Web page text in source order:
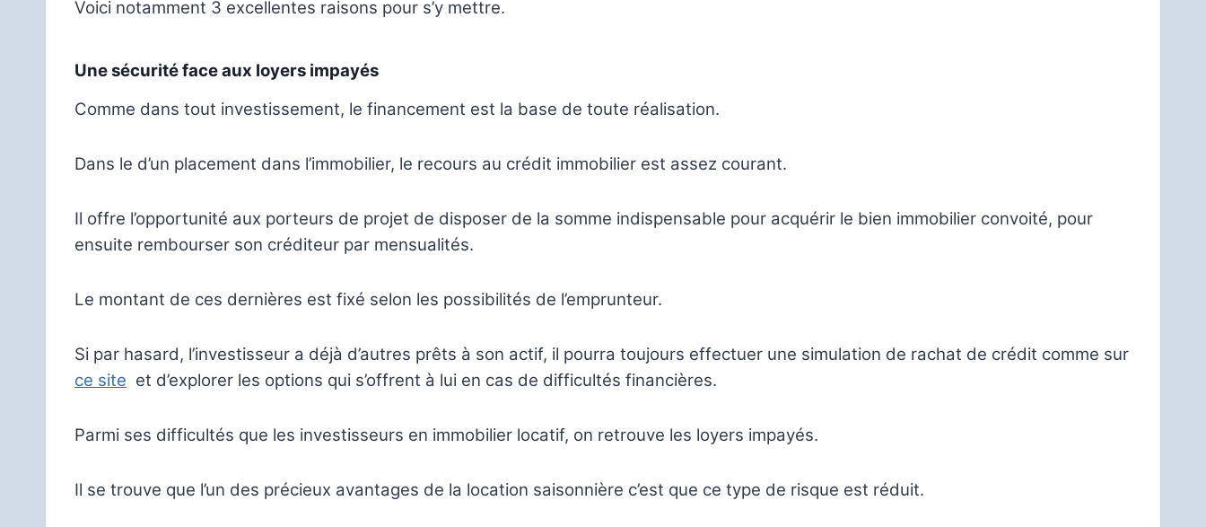
Voici notamment 3 excellentes raisons pour s’y mettre.
Une sécurité face aux loyers impayés
Comme dans tout investissement, le financement est la base de toute réalisation.
Dans le d’un placement dans l’immobilier, le recours au crédit immobilier est assez courant.
Il offre l’opportunité aux porteurs de projet de disposer de la somme indispensable pour acquérir le bien immobilier convoité, pour
ensuite rembourser son créditeur par mensualités.
Le montant de ces dernières est fixé selon les possibilités de l’emprunteur.
Si par hasard, l’investisseur a déjà d’autres prêts à son actif, il pourra toujours effectuer une simulation de rachat de crédit comme sur
ce site et d’explorer les options qui s’offrent à lui en cas de difficultés financières.
Parmi ses difficultés que les investisseurs en immobilier locatif, on retrouve les loyers impayés.
Il se trouve que l’un des précieux avantages de la location saisonnière c’est que ce type de risque est réduit.